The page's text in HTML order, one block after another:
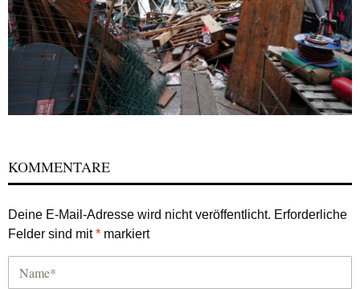
KOMMENTARE
Deine E-Mail-Adresse wird nicht veröffentlicht. Erforderliche
Felder sind mit* markiert